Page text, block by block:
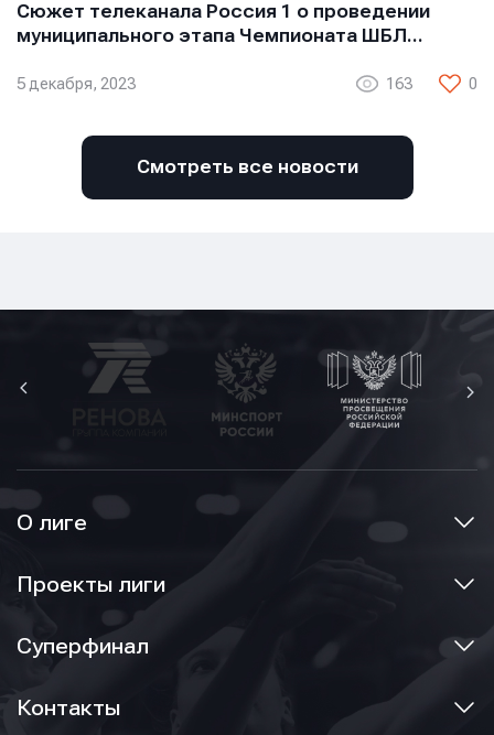
Сюжет телеканала Россия 1 о проведении
муниципального этапа Чемпионата ШБЛ…
5 декабря, 2023 163 0
Смотреть все новости
О лиге
Проекты лиги
Суперфинал
Контакты